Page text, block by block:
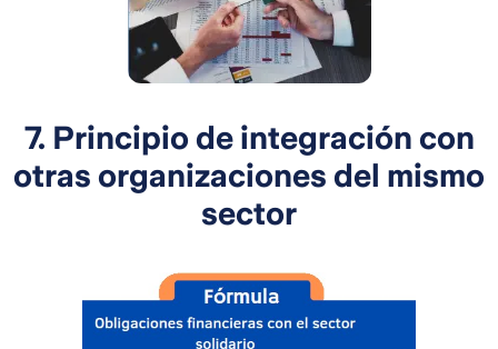
7. Principio de integración con
otras organizaciones del mismo
sector